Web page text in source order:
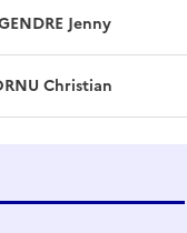
Jenny
Christian